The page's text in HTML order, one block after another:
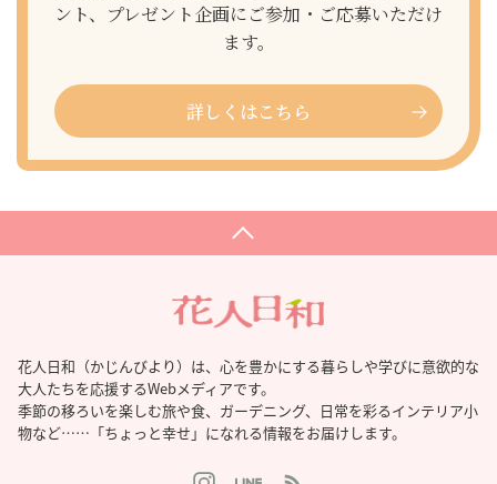
ント、プレゼント企画にご参加・ご応募いただけ
ます。
詳しくはこちら
花人日和（かじんびより）は、心を豊かにする暮らしや学びに意欲的な
大人たちを応援するWebメディアです。
季節の移ろいを楽しむ旅や食、ガーデニング、日常を彩るインテリア小
物など……「ちょっと幸せ」になれる情報をお届けします。